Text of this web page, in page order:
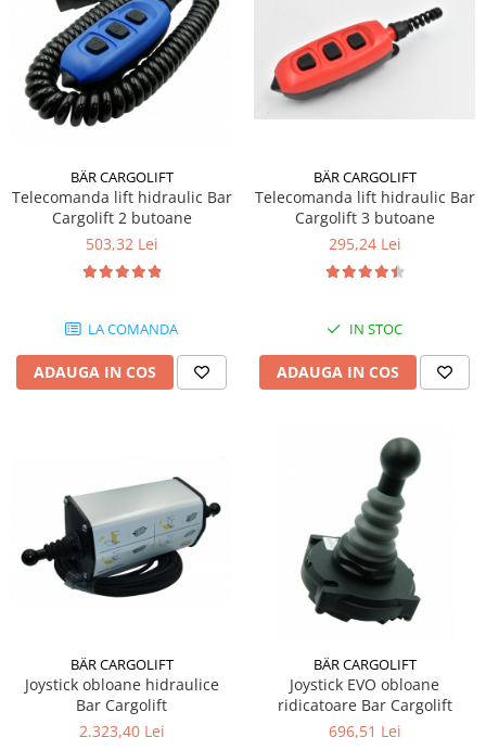
BÄR CARGOLIFT
Telecomanda lift hidraulic Bar
Cargolift 2 butoane
503,32 Lei
LA COMANDA
ADAUGA IN COS
BÄR CARGOLIFT
Telecomanda lift hidraulic Bar
Cargolift 3 butoane
295,24 Lei
IN STOC
ADAUGA IN COS
BÄR CARGOLIFT
Joystick obloane hidraulice
Bar Cargolift
2.323,40 Lei
BÄR CARGOLIFT
Joystick EVO obloane
ridicatoare Bar Cargolift
696,51 Lei